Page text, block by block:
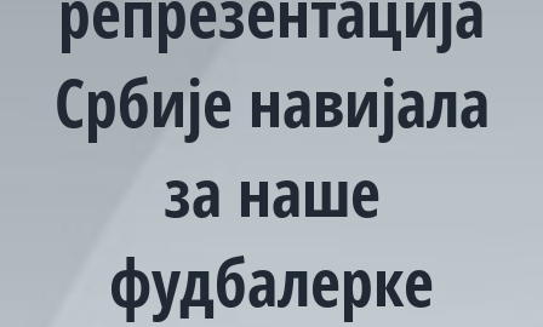
Србије навијала
за наше
фудбалерке